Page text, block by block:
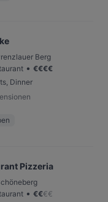
Berg
• €€€€
Dinner
Pizzeria
• €€€€